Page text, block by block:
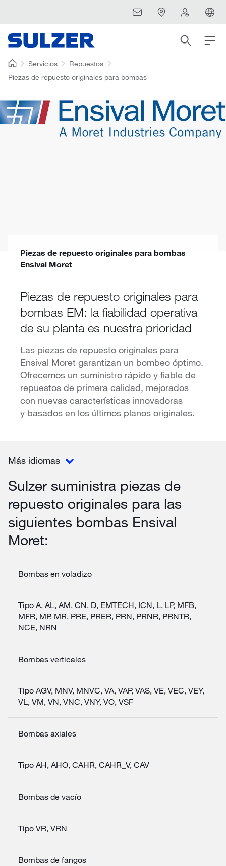
Servicios
Repuestos
Piezas de repuesto originales para bombas
Piezas de repuesto originales para bombas
Ensival Moret
Piezas de repuesto originales para
bombas EM: la fiabilidad operativa
de su planta es nuestra prioridad
Las piezas de repuesto originales para
Ensival Moret garantizan un bombeo óptimo.
Ofrecemos un suministro rápido y fiable de
repuestos de primera calidad, mejorados
con nuevas características innovadoras
y basados en los últimos planos originales.
Más idiomas
Sulzer suministra piezas de
repuesto originales para las
siguientes bombas Ensival
Moret:
Bombas en voladizo
Tipo A, AL, AM, CN, D, EMTECH, ICN, L, LP, MFB,
MFR, MP, MR, PRE, PRER, PRN, PRNR, PRNTR,
NCE, NRN
Bombas verticales
Tipo AGV, MNV, MNVC, VA, VAP, VAS, VE, VEC, VEY,
VL, VM, VN, VNC, VNY, VO, VSF
Bombas axiales
Tipo AH, AHO, CAHR, CAHR_V, CAV
Bombas de vacío
Tipo VR, VRN
Bombas de fangos